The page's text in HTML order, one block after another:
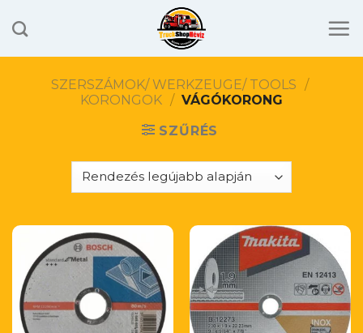
to
SZERSZÁMOK/ WERKZEUGE/ TOOLS /
KORONGOK / VÁGÓKORONG
SZŰRÉS